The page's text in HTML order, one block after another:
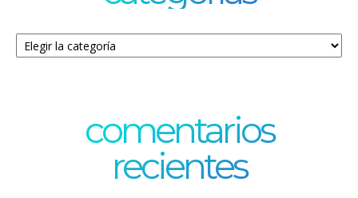
Categorías
comentarios
recientes